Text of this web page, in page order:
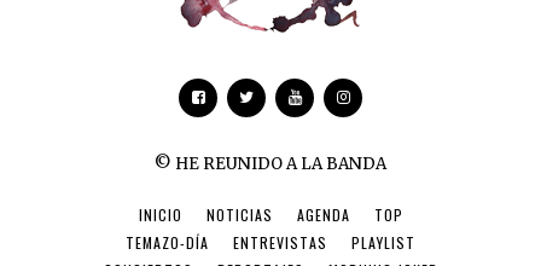
© HE REUNIDO A LA BANDA
INICIO NOTICIAS AGENDA
TOP
TEMAZO-DÍA
ENTREVISTAS
PLAYLIST